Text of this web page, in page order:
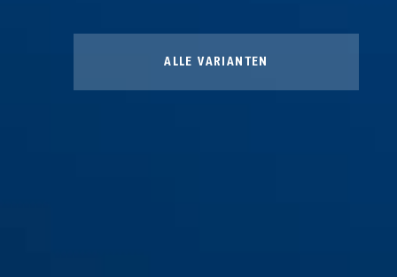
ALLE VARIANTEN